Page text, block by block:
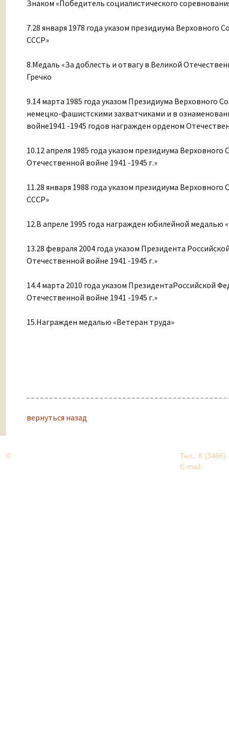
Знаком «Победитель социалистического
7.28 января 1978 года указом президиума
СССР»
8.Медаль «За доблесть и отвагу в Великой
Гречко
9.14 марта 1985 года указом Президиума Верховного
немецко-фашистскими захватчиками и в
войне1941 -1945 годов награжден орденом
10.12 апреля 1985 года указом президиума
Отечественной войне 1941 -1945 г.»
11.28 января 1988 года указом президиума
СССР»
12.В апреле 1995 года награжден юбилейной медалью
13.28 февраля 2004 года указом Президента
Отечественной войне 1941 -1945 г.»
14.4 марта 2010 года указом ПрезидентаРоссийской
Отечественной войне 1941 -1945 г.»
15.Награжден медалью «Ветеран труда»
вернуться назад
©
Тел.: 8 (3466)
E-mail: